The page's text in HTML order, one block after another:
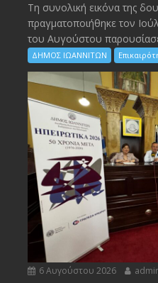
Τη συνολική εικόνα της
πραγματοποιήθηκε τον
του Αυγούστου
ΔΗΜΟΣ ΙΩΑΝΝΙΤΩΝ
6 Αυγούστου 2026